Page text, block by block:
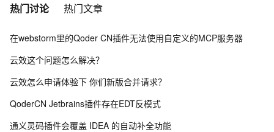
热门讨论 热门文章
在webstorm里的Qoder CN插件无法使用自定义的MCP服务器
云效这个问题怎么解决？
云效怎么申请体验下 你们新版合并请求？
QoderCN Jetbrains插件存在EDT反模式
通义灵码插件会覆盖 IDEA 的自动补全功能